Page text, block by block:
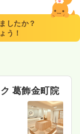
したか？
う！
葛飾金町院